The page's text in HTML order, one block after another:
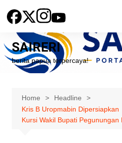
SAIRERI
berita papua terpercaya!
Home
Headline
Kris B Uropmabin
Kursi Wakil Bupati Pegunungan